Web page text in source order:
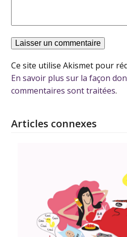
Ce site utilise Akismet pour
En savoir plus sur la façon
commentaires sont traitées.
Articles connexes